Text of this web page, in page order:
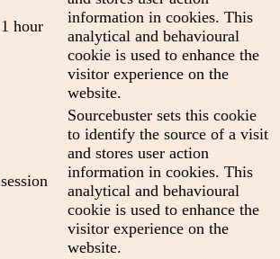
1 hour
information in cookies. This
analytical and behavioural
cookie is used to enhance the
visitor experience on the
website.
session
Sourcebuster sets this cookie
to identify the source of a visit
and stores user action
information in cookies. This
analytical and behavioural
cookie is used to enhance the
visitor experience on the
website.